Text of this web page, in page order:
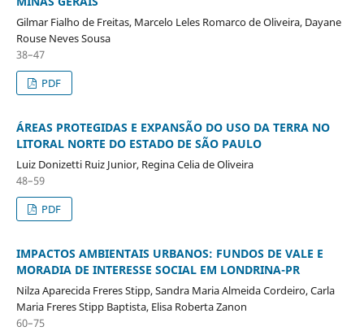
Gilmar Fialho de Freitas, Marcelo Leles Romarco de Oliveira, Dayane
Rouse Neves Sousa
38–47
PDF
ÁREAS PROTEGIDAS E EXPANSÃO DO USO DA TERRA NO
LITORAL NORTE DO ESTADO DE SÃO PAULO
Luiz Donizetti Ruiz Junior, Regina Celia de Oliveira
48–59
PDF
IMPACTOS AMBIENTAIS URBANOS: FUNDOS DE VALE E
MORADIA DE INTERESSE SOCIAL EM LONDRINA-PR
Nilza Aparecida Freres Stipp, Sandra Maria Almeida Cordeiro, Carla
Maria Freres Stipp Baptista, Elisa Roberta Zanon
60–75